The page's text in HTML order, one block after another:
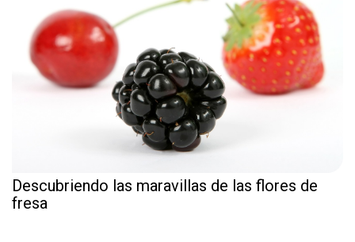
Descubriendo las maravillas de las flores de
fresa